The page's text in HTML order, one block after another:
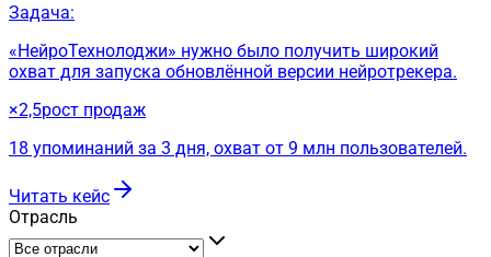
Задача:
«НейроТехнолоджи» нужно было получить широкий
охват для запуска обновлённой версии нейротрекера.
×2,5рост продаж
18 упоминаний за 3 дня, охват от 9 млн пользователей.
Читать кейс
Отрасль